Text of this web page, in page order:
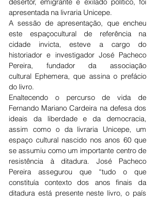
apresentada na livraria Unicepe.
A sessão de apresentação, que encheu
este espaçocultural de referência na
cidade invicta, esteve a cargo do
historiador e investigador José Pacheco
Pereira, fundador da associação
cultural Ephemera, que assina o prefácio
do livro.
Enaltecendo o percurso de vida de
Fernando Mariano Cardeira na defesa dos
ideais da liberdade e da democracia,
assim como o da livraria Unicepe, um
espaço cultural nascido nos anos 60 que
se assumiu como um importante centro de
resistência à ditadura. José Pacheco
Pereira assegurou que “tudo o que
constituía contexto dos anos finais da
ditadura está presente neste livro, o país